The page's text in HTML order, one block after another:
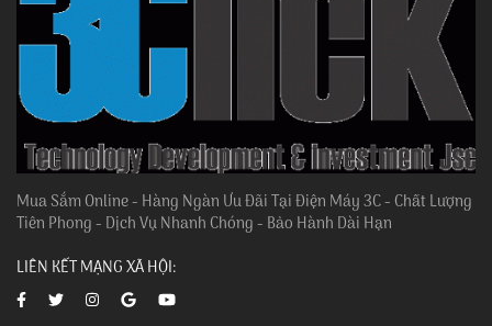
Mua Sắm Online - Hàng Ngàn Ưu Đãi Tại Điện Máy 3C - Chất Lượng
Tiên Phong - Dịch Vụ Nhanh Chóng - Bảo Hành Dài Hạn
LIÊN KẾT MẠNG XÃ HỘI: